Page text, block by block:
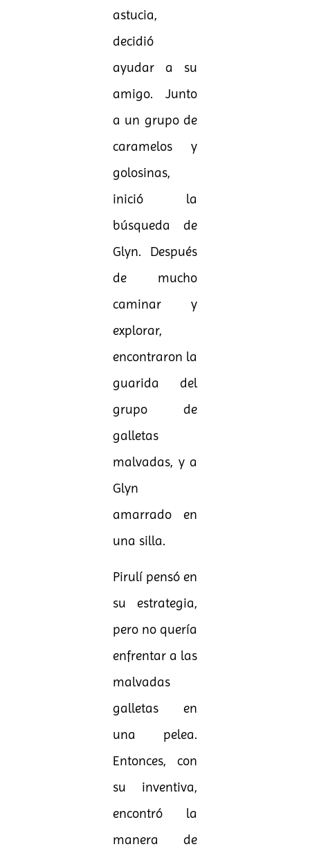
astucia,
decidió
ayudar a su
amigo. Junto
a un grupo de
caramelos y
golosinas,
inició la
búsqueda de
Glyn. Después
de mucho
caminar y
explorar,
encontraron la
guarida del
grupo de
galletas
malvadas, y a
Glyn
amarrado en
una silla.
Pirulí pensó en
su estrategia,
pero no quería
enfrentar a las
malvadas
galletas en
una pelea.
Entonces, con
su inventiva,
encontró la
manera de